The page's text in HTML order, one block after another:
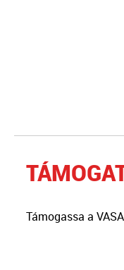
Támogassa a